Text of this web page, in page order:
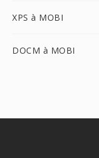
XPS à MOBI
DOCM à MOBI